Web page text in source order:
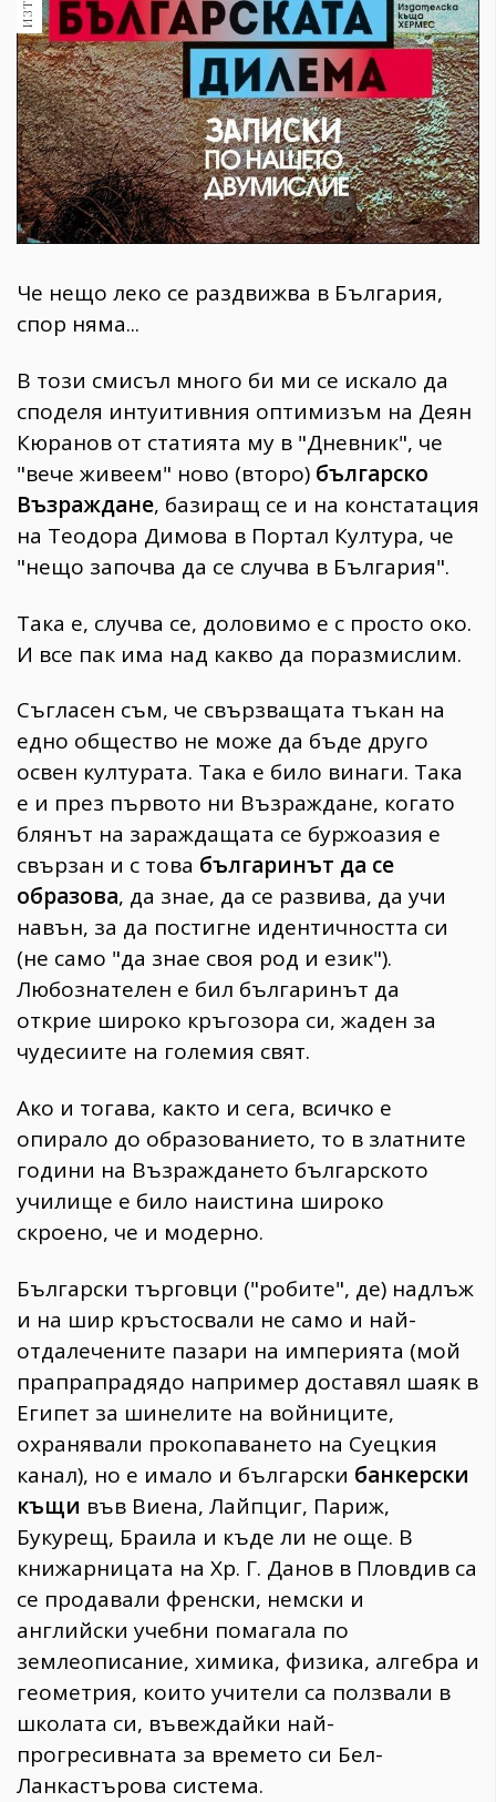
1816
ПОСЛЕДВАЙТЕ
НИ
Че нещо леко се раздвижва в България,
спор няма...
В този смисъл много би ми се искало да
споделя интуитивния оптимизъм на Деян
Кюранов от статията му в "Дневник", че
"вече живеем" ново (второ) българско
Възраждане, базиращ се и на констатация
на Теодора Димова в Портал Култура, че
"нещо започва да се случва в България".
Така е, случва се, доловимо е с просто око.
И все пак има над какво да поразмислим.
Съгласен съм, че свързващата тъкан на
едно общество не може да бъде друго
освен културата. Така е било винаги. Така
е и през първото ни Възраждане, когато
блянът на зараждащата се буржоазия е
свързан и с това българинът да се
образова, да знае, да се развива, да учи
навън, за да постигне идентичността си
(не само "да знае своя род и език").
Любознателен е бил българинът да
открие широко кръгозора си, жаден за
чудесиите на големия свят.
Ако и тогава, както и сега, всичко е
опирало до образованието, то в златните
години на Възраждането българското
училище е било наистина широко
скроено, че и модерно.
Български търговци ("робите", де) надлъж
и на шир кръстосвали не само и най-
отдалечените пазари на империята (мой
прапрапрадядо например доставял шаяк в
Египет за шинелите на войниците,
охранявали прокопаването на Суецкия
канал), но е имало и български банкерски
къщи във Виена, Лайпциг, Париж,
Букурещ, Браила и къде ли не още. В
книжарницата на Хр. Г. Данов в Пловдив са
се продавали френски, немски и
английски учебни помагала по
землеописание, химика, физика, алгебра и
геометрия, които учители са ползвали в
школата си, въвеждайки най-
прогресивната за времето си Бел-
Ланкастърова система.